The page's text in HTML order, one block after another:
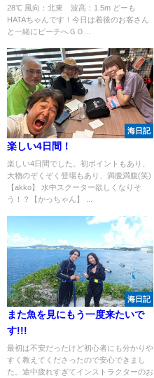
28℃ 風向：北東 波高：1.5m どーも
HATAちゃんです！今日は着後のお客さん
と一緒にビーチへＧＯ...
海日記
楽しい4日間！
楽しい4日間でした。初ポイントもあり、
大物のぞくぞく登場もあり、満腹満腹(笑)
【akko】 水中スクーター欲しくなりそ
う！？【かっちゃん】 ...
海日記
また魚を見にもう一度来たいで
す!!!
最初は不安だったけど初心者にも分かりや
すく教えてくださったので安心できまし
た。途中疲れすぎてインストラクターのお